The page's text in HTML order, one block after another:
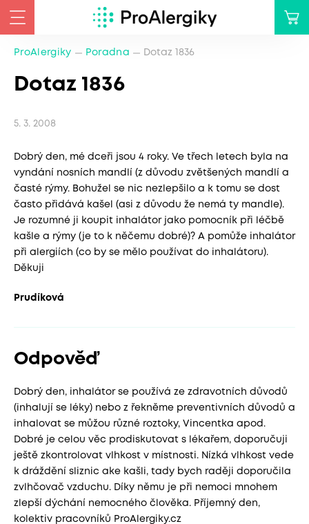
ProAlergiky Poradna Dotaz 1836
Dotaz 1836
5. 3. 2008
Dobrý den, mé dceři jsou 4 roky. Ve třech letech byla na
vyndání nosních mandlí (z důvodu zvětšených mandlí a
časté rýmy. Bohužel se nic nezlepšilo a k tomu se dost
často přidává kašel (asi z důvodu že nemá ty mandle).
Je rozumné ji koupit inhalátor jako pomocník při léčbě
kašle a rýmy (je to k něčemu dobré)? A pomůže inhalátor
při alergiích (co by se mělo používat do inhalátoru).
Děkuji
Prudíková
Odpověď
Dobrý den, inhalátor se používá ze zdravotních důvodů
(inhalují se léky) nebo z řekněme preventivních důvodů a
inhalovat se můžou různé roztoky, Vincentka apod.
Dobré je celou věc prodiskutovat s lékařem, doporučuji
ještě zkontrolovat vlhkost v místnosti. Nízká vlhkost vede
k dráždění sliznic ake kašli, tady bych raději doporučila
zvlhčovač vzduchu. Díky němu je při nemoci mnohem
zlepší dýchání nemocného člověka. Příjemný den,
kolektiv pracovníků ProAlergiky.cz